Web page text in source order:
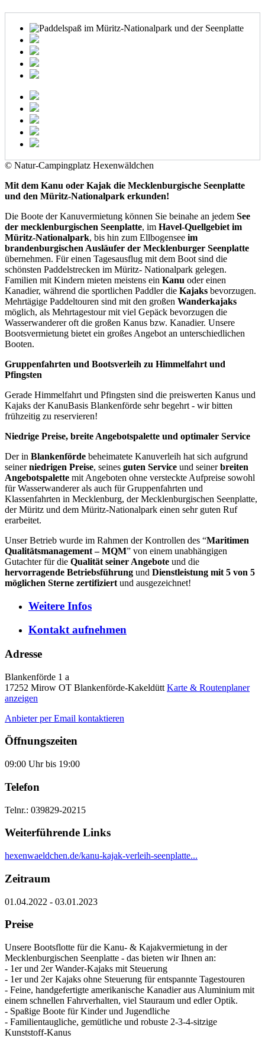
© Natur-Campingplatz Hexenwäldchen
Mit dem Kanu oder Kajak die Mecklenburgische Seenplatte
und den Müritz-Nationalpark erkunden!
Die Boote der Kanuvermietung können Sie beinahe an jedem See
der mecklenburgischen Seenplatte, im Havel-Quellgebiet im
Müritz-Nationalpark, bis hin zum Ellbogensee im
brandenburgischen Ausläufer der Mecklenburger Seenplatte
übernehmen. Für einen Tagesausflug mit dem Boot sind die
schönsten Paddelstrecken im Müritz- Nationalpark gelegen.
Familien mit Kindern mieten meistens ein Kanu oder einen
Kanadier, während die sportlichen Paddler die Kajaks bevorzugen.
Mehrtägige Paddeltouren sind mit den großen Wanderkajaks
möglich, als Mehrtagestour mit viel Gepäck bevorzugen die
Wasserwanderer oft die großen Kanus bzw. Kanadier. Unsere
Bootsvermietung bietet ein großes Angebot an unterschiedlichen
Booten.
Gruppenfahrten und Bootsverleih zu Himmelfahrt und
Pfingsten
Gerade Himmelfahrt und Pfingsten sind die preiswerten Kanus und
Kajaks der KanuBasis Blankenförde sehr begehrt - wir bitten
frühzeitig zu reservieren!
Niedrige Preise, breite Angebotspalette und optimaler Service
Der in Blankenförde beheimatete Kanuverleih hat sich aufgrund
seinerniedrigen Preise, seines guten Service und seinerbreiten
Angebotspalette mit Angeboten ohne versteckte Aufpreise sowohl
für Wasserwanderer als auch für Gruppenfahrten und
Klassenfahrten in Mecklenburg, der Mecklenburgischen Seenplatte,
der Müritz und dem Müritz-Nationalpark einen sehr guten Ruf
erarbeitet.
Unser Betrieb wurde im Rahmen der Kontrollen des “Maritimen
Qualitätsmanagement – MQM” von einem unabhängigen
Gutachter für die Qualität seiner Angebote und die
hervorragende Betriebsführung und Dienstleistung mit 5 von 5
möglichen Sterne zertifiziert und ausgezeichnet!
Weitere Infos
Kontaktaufnehmen
Adresse
Blankenförde 1 a
17252 Mirow OT Blankenförde-Kakeldütt Karte & Routenplaner
anzeigen
Anbieter per Email kontaktieren
Öffnungszeiten
09:00 Uhr bis 19:00
Telefon
Telnr.: 039829-20215
Weiterführende Links
hexenwaeldchen.de/kanu-kajak-verleih-seenplatte...
Zeitraum
01.04.2022 - 03.01.2023
Preise
Unsere Bootsflotte für die Kanu- & Kajakvermietung in der
Mecklenburgischen Seenplatte - das bieten wir Ihnen an:
- 1er und 2er Wander-Kajaks mit Steuerung
- 1er und 2er Kajaks ohne Steuerung für entspannte Tagestouren
- Feine, handgefertigte amerikanische Kanadier aus Aluminium mit
einem schnellen Fahrverhalten, viel Stauraum und edler Optik.
- Spaßige Boote für Kinder und Jugendliche
- Familientaugliche, gemütliche und robuste 2-3-4-sitzige
Kunststoff-Kanus